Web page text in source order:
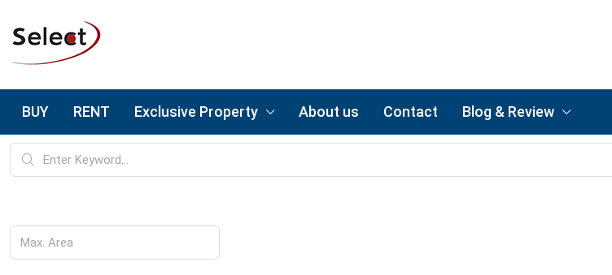
BUY RENT Exclusive Property About us Contact Blog & Review